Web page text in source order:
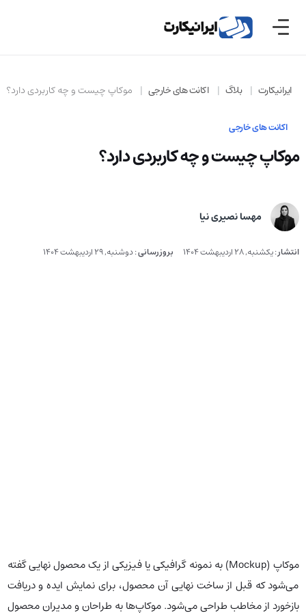
ایرانیکارت بلاگ اکانت های خارجی موکاپ چیست و چه کاربردی دارد؟
اکانت های خارجی
موکاپ چیست و چه کاربردی دارد؟
مهسا نصیری نیا
انتشار:یکشنبه, 28 اردیبهشت 1404 بروزرسانی:دوشنبه, 29 اردیبهشت 1404
موکاپ (Mockup) به نمونه گرافیکی یا فیزیکی از یک محصول نهایی گفته
می‌شود که قبل از ساخت نهایی آن محصول، برای نمایش ایده و دریافت
بازخورد از مخاطب طراحی می‌شود. موکاپ‌ها به طراحان و مدیران محصول